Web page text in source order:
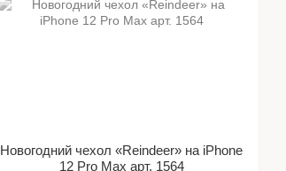
Новогодний чехол «Reindeer» на iPhone
12 Pro Max арт. 1564